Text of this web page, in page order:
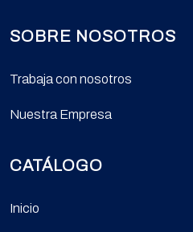
SOBRE NOSOTROS
Trabaja con nosotros
Nuestra Empresa
CATÁLOGO
Inicio